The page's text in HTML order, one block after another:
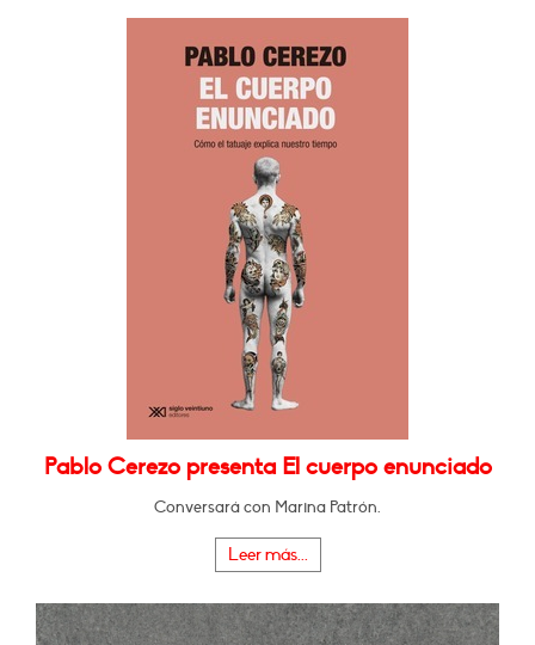
Pablo Cerezo presenta El cuerpo enunciado
Conversará con Marina Patrón.
Leer más...